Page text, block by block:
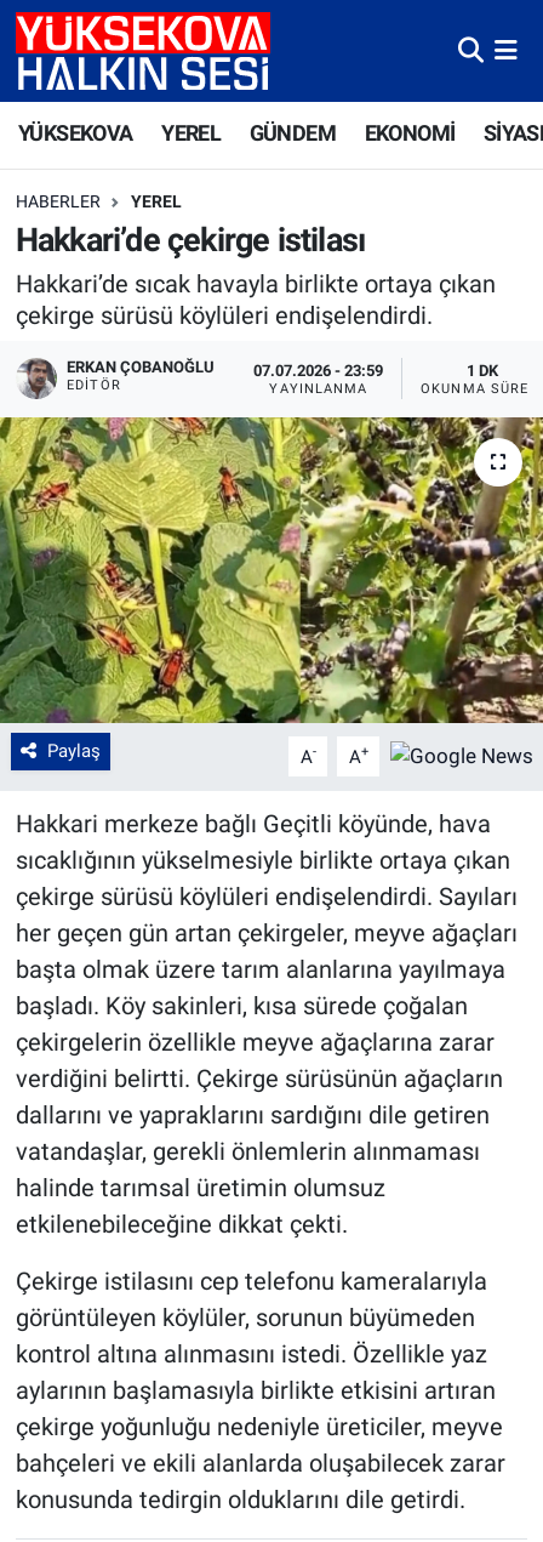
YÜKSEKOVA YEREL GÜNDEM EKONOMİ
HABERLER YEREL
Hakkari’de çekirge istilası
Hakkari’de sıcak havayla birlikte ortaya çıkan
çekirge sürüsü köylüleri endişelendirdi.
ERKAN ÇOBANOĞLU
EDITÖR
07.07.2026 - 23:59
YAYINLANMA
1 DK
OKUNMA SÜRESI
Paylaş A- A+
Hakkari merkeze bağlı Geçitli köyünde, hava
sıcaklığının yükselmesiyle birlikte ortaya çıkan
çekirge sürüsü köylüleri endişelendirdi. Sayıları
her geçen gün artan çekirgeler, meyve ağaçları
başta olmak üzere tarım alanlarına yayılmaya
başladı. Köy sakinleri, kısa sürede çoğalan
çekirgelerin özellikle meyve ağaçlarına zarar
verdiğini belirtti. Çekirge sürüsünün ağaçların
dallarını ve yapraklarını sardığını dile getiren
vatandaşlar, gerekli önlemlerin alınmaması
halinde tarımsal üretimin olumsuz
etkilenebileceğine dikkat çekti.
Çekirge istilasını cep telefonu kameralarıyla
görüntüleyen köylüler, sorunun büyümeden
kontrol altına alınmasını istedi. Özellikle yaz
aylarının başlamasıyla birlikte etkisini artıran
çekirge yoğunluğu nedeniyle üreticiler, meyve
bahçeleri ve ekili alanlarda oluşabilecek zarar
konusunda tedirgin olduklarını dile getirdi.
Yüksekova Nöbetçi Eczaneler
Süper Lig Puan Durumu ve Fikstür
Haber Arşivi